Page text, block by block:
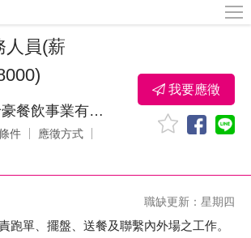
人員(薪
(珍豪大飯店)珍豪餐飲事業有限公司
件
應徵方式
我要應徵
職缺更新：星期四
跑單、擺盤、送餐及聯繫內外場之工作。